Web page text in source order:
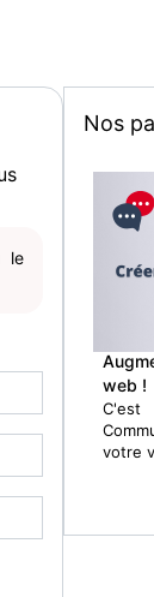
le
Nos
web !
votre